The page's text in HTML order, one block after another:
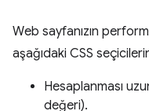
Web sayfanızın
aşağıdaki CSS
Hesaplanması
değeri).